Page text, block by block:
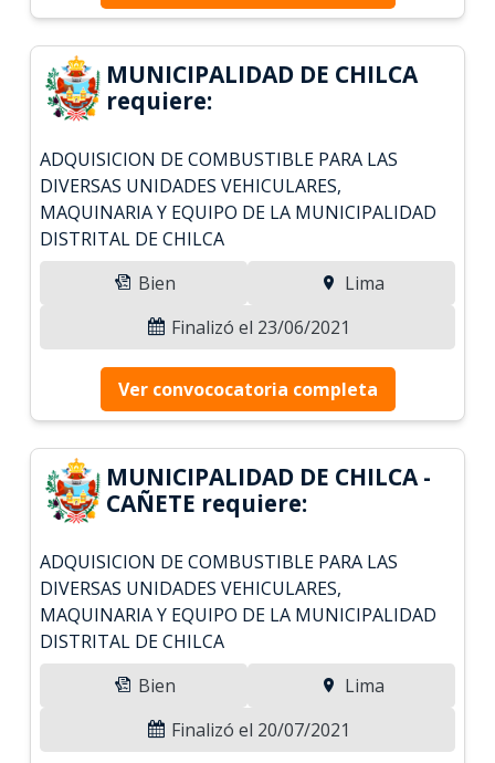
MUNICIPALIDAD DE CHILCA
requiere:
ADQUISICION DE COMBUSTIBLE PARA LAS
DIVERSAS UNIDADES VEHICULARES,
MAQUINARIA Y EQUIPO DE LA MUNICIPALIDAD
DISTRITAL DE CHILCA
Bien
Lima
Finalizó el 23/06/2021
Ver convococatoria completa
MUNICIPALIDAD DE CHILCA -
CAÑETE requiere:
ADQUISICION DE COMBUSTIBLE PARA LAS
DIVERSAS UNIDADES VEHICULARES,
MAQUINARIA Y EQUIPO DE LA MUNICIPALIDAD
DISTRITAL DE CHILCA
Bien
Lima
Finalizó el 20/07/2021